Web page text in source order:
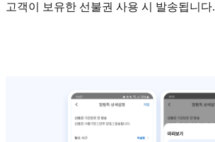
고객이 보유한 선불권 사용 시 발송됩니다.